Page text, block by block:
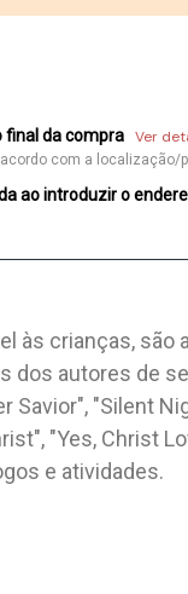
final da compra Ver
com a localização/
ao introduzir o
às crianças, são
dos autores de
Savior", "Silent
"Yes, Christ
e atividades.